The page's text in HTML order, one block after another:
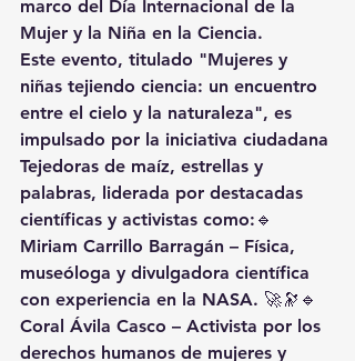
marco del Día Internacional de la
Mujer y la Niña en la Ciencia.
Este evento, titulado "Mujeres y
niñas tejiendo ciencia: un encuentro
entre el cielo y la naturaleza", es
impulsado por la iniciativa ciudadana
Tejedoras de maíz, estrellas y
palabras, liderada por destacadas
científicas y activistas como:🔹
Miriam Carrillo Barragán – Física,
museóloga y divulgadora científica
con experiencia en la NASA. 🚀🔭🔹
Coral Ávila Casco – Activista por los
derechos humanos de mujeres y